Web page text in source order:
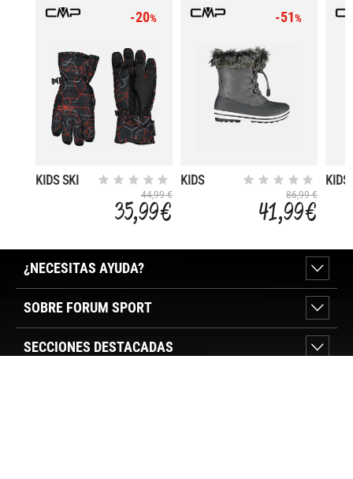
-20%
KIDS SKI
44,99 €
35,99 €
-51%
KIDS
86,99 €
41,99 €
KIDS
¿NECESITAS AYUDA?
SOBRE FORUM SPORT
SECCIONES DESTACADAS